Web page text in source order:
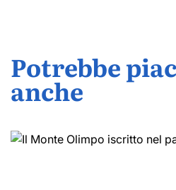
Potrebbe
anche